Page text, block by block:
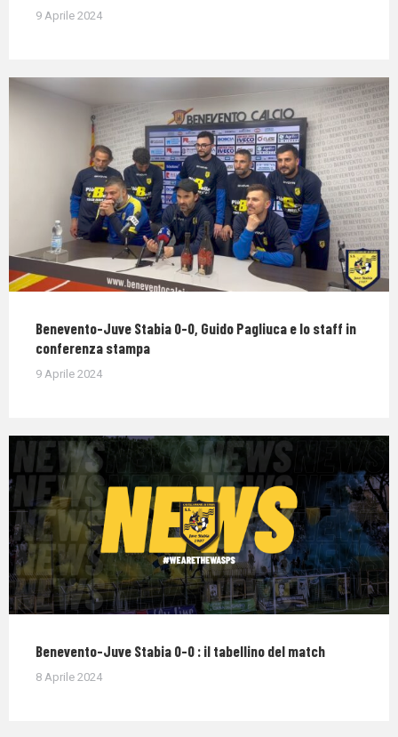
9 Aprile 2024
Benevento-Juve Stabia 0-0, Guido Pagliuca e lo staff in
conferenza stampa
9 Aprile 2024
Benevento-Juve Stabia 0-0 : il tabellino del match
8 Aprile 2024